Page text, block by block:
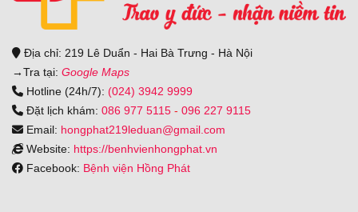
Địa chỉ: 219 Lê Duẩn - Hai Bà Trưng - Hà Nội
→Tra tại: Google Maps
Hotline (24h/7): (024) 3942 9999
Đặt lịch khám: 086 977 5115 - 096 227 9115
Email: hongphat219leduan@gmail.com
Website: https://benhvienhongphat.vn
Facebook: Bệnh viện Hồng Phát